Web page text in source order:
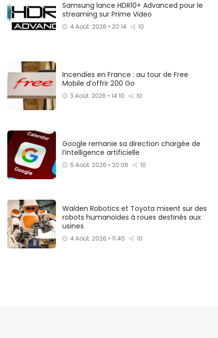
Samsung lance HDR10+ Advanced pour le
streaming sur Prime Video
4 Août. 2026 • 20:14 10
Incendies en France : au tour de Free
Mobile d’offrir 200 Go
3 Août. 2026 • 14:10 10
Google remanie sa direction chargée de
l’intelligence artificielle
5 Août. 2026 • 20:06 10
Walden Robotics et Toyota misent sur des
robots humanoïdes à roues destinés aux
usines
4 Août. 2026 • 11:45 10